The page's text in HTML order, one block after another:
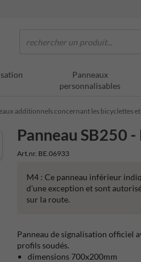
rechercher un produit...
Panneaux
personnalisables
additionnels concernant les bicyclettes
Panneau SB250
Art.nr. BE.06933
M4 : Ce panneau inférieur
d'une exception et sont
sur la route.
Panneau de signalisation officiel
profils soudés.
dimensions 700x200mm